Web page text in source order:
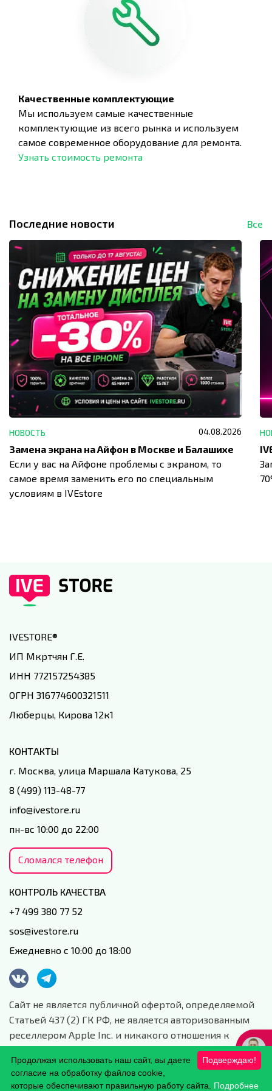
Качественные комплектующие
Мы используем самые качественные
комплектующие из всего рынка и используем
самое современное оборудование для ремонта.
Узнать стоимость ремонта
Последние новости Все
НОВОСТЬ 04.08.2026
Замена экрана на Айфон в Москве и Балашихе
Если у вас на Айфоне проблемы с экраном, то
самое время заменить его по специальным
условиям в IVEstore
IVESTORE®
ИП Мкртчян Г.Е.
ИНН 772157254385
ОГРН 316774600321511
Люберцы, Кирова 12к1
КОНТАКТЫ
г. Москва, улица Маршала Катукова, 25
8 (499) 113-48-77
info@ivestore.ru
пн-вс 10:00 до 22:00
Сломался телефон
КОНТРОЛЬ КАЧЕСТВА
+7 499 380 77 52
sos@ivestore.ru
Ежедневно с 10:00 до 18:00
Сайт не является публичной офертой, определяемой
Статьей 437 (2) ГК РФ, не является авторизованным
реселлером Apple Inc. и никакого отношения к
данной компании и ее юридическим лицам не имеет.
Сайт носит сугубо информационный характер.
Обработка персональных данных.
Подверждаю!
Продолжая использовать наш сайт, вы даете
согласие на обработку файлов cookie,
которые обеспечивают правильную работу сайта. Подробнее